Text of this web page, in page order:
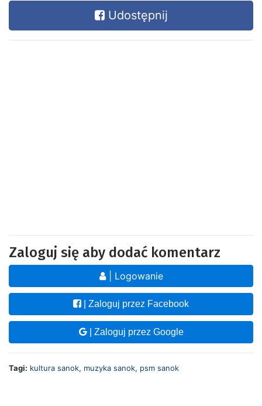
Udostępnij
Zaloguj się aby dodać komentarz
| Logowanie
| Zaloguj przez Facebook
| Zaloguj przez Google
Tagi: kultura sanok, muzyka sanok, psm sanok